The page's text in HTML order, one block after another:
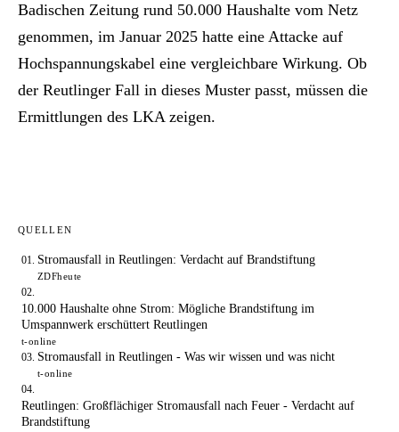
Badischen Zeitung rund 50.000 Haushalte vom Netz
genommen, im Januar 2025 hatte eine Attacke auf
Hochspannungskabel eine vergleichbare Wirkung. Ob
der Reutlinger Fall in dieses Muster passt, müssen die
Ermittlungen des LKA zeigen.
QUELLEN
Stromausfall in Reutlingen: Verdacht auf Brandstiftung
ZDFheute
10.000 Haushalte ohne Strom: Mögliche Brandstiftung im
Umspannwerk erschüttert Reutlingen
t-online
Stromausfall in Reutlingen - Was wir wissen und was nicht
t-online
Reutlingen: Großflächiger Stromausfall nach Feuer - Verdacht auf
Brandstiftung